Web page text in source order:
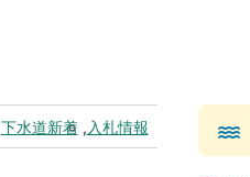
下水道新着 入札情報